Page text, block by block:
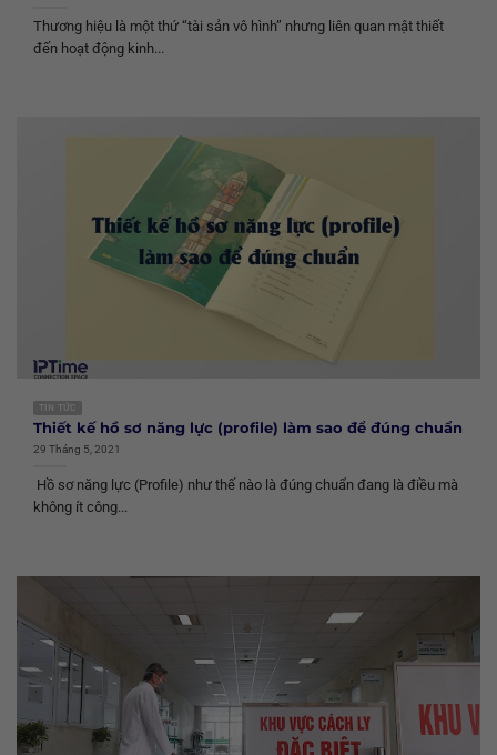
Thương hiệu là một thứ “tài sản vô hình” nhưng liên quan mật thiết
đến hoạt động kinh...
TIN TỨC
Thiết kế hồ sơ năng lực (profile) làm sao để đúng chuẩn
29 Tháng 5, 2021
Hồ sơ năng lực (Profile) như thế nào là đúng chuẩn đang là điều mà
không ít công...